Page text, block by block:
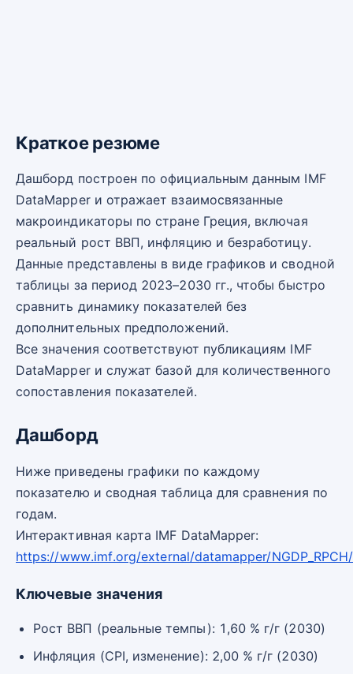
Краткое резюме
Дашборд построен по официальным данным IMF
DataMapper и отражает взаимосвязанные
макроиндикаторы по стране Греция, включая
реальный рост ВВП, инфляцию и безработицу.
Данные представлены в виде графиков и сводной
таблицы за период 2023–2030 гг., чтобы быстро
сравнить динамику показателей без
дополнительных предположений.
Все значения соответствуют публикациям IMF
DataMapper и служат базой для количественного
сопоставления показателей.
Дашборд
Ниже приведены графики по каждому
показателю и сводная таблица для сравнения по
годам.
Интерактивная карта IMF DataMapper:
https://www.imf.org/external/datamapper/
Ключевые значения
Рост ВВП (реальные темпы): 1,60 % г/г (2030)
Инфляция (CPI, изменение): 2,00 % г/г (2030)